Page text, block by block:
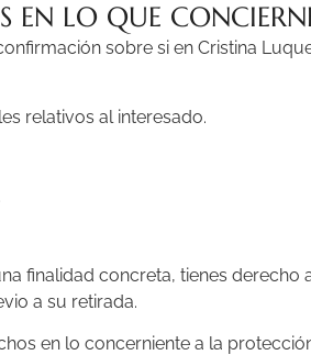
EN LO QUE
sobre si en Cristina
relativos al interesado.
finalidad concreta, tienes
a su retirada.
en lo concerniente a la